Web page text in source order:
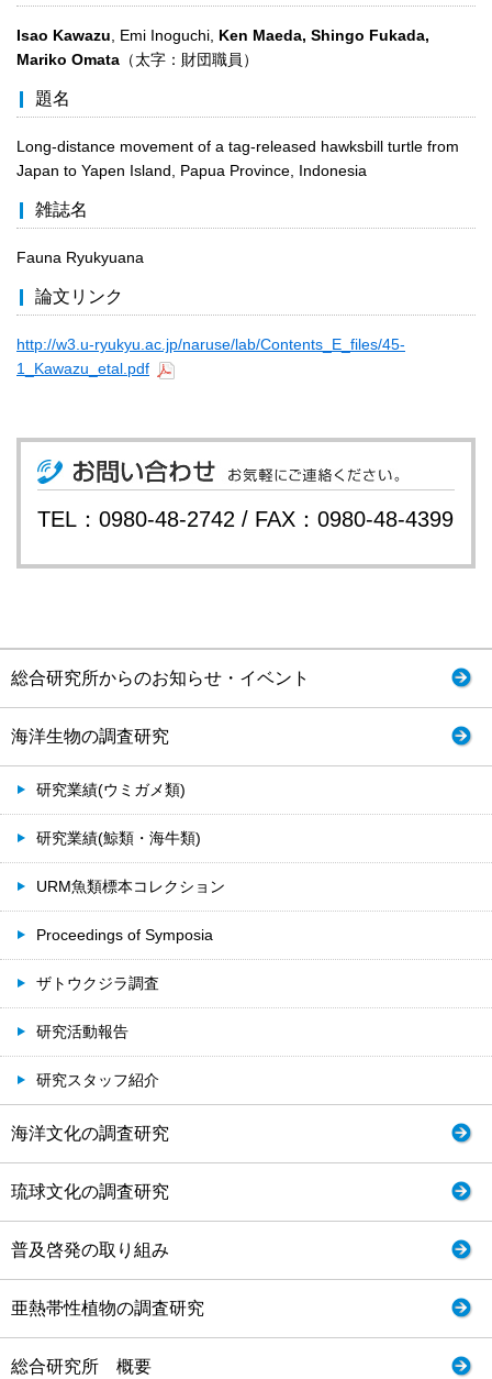
Isao Kawazu , Emi Inoguchi, Ken Maeda, Shingo Fukada,
Mariko Omata （太字：財団職員）
題名
Long-distance movement of a tag-released hawksbill turtle from
Japan to Yapen Island, Papua Province, Indonesia
雑誌名
Fauna Ryukyuana
論文リンク
http://w3.u-ryukyu.ac.jp/naruse/lab/Contents_E_files/45-
1_Kawazu_etal.pdf
TEL：0980-48-2742 / FAX：0980-48-4399
総合研究所からのお知らせ・イベント
海洋生物の調査研究
研究業績(ウミガメ類)
研究業績(鯨類・海牛類)
URM魚類標本コレクション
Proceedings of Symposia
ザトウクジラ調査
研究活動報告
研究スタッフ紹介
海洋文化の調査研究
琉球文化の調査研究
普及啓発の取り組み
亜熱帯性植物の調査研究
総合研究所 概要